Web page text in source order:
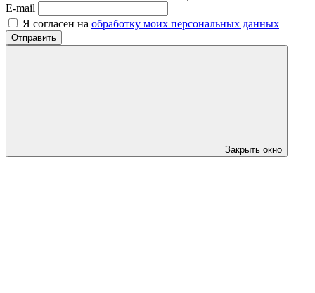
E-mail
Я согласен на обработку моих персональных данных
Отправить
Закрыть окно